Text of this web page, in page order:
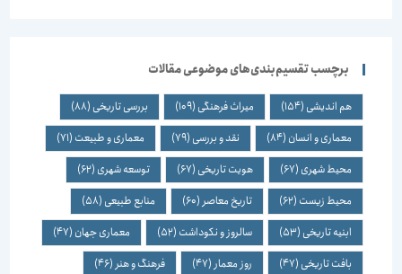
برچسب تقسیم‌بندی‌های موضوعی مقالات
هم اندیشی(154) میراث فرهنگی(109) بررسی تاریخی(88)
معماری و انسان(84) نقد و بررسی(79) معماری و طبیعت(71)
محیط شهری(67) هویت تاریخی(67) توسعه شهری(62)
محیط زیست(62) تاریخ معاصر(60) منابع طبیعی(58)
ابنیه تاریخی(53) سالروز و نکوداشت(52) معماری جهان(47)
بافت تاریخی(47) روز معمار(47) فرهنگ و هنر(46)